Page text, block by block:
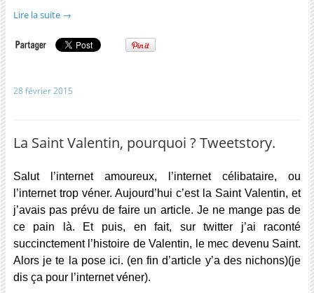
Lire la suite →
28 février 2015
La Saint Valentin, pourquoi ? Tweetstory.
Salut l’internet amoureux, l’internet célibataire, ou
l’internet trop véner. Aujourd’hui c’est la Saint Valentin, et
j’avais pas prévu de faire un article. Je ne mange pas de
ce pain là. Et puis, en fait, sur twitter j’ai raconté
succinctement l’histoire de Valentin, le mec devenu Saint.
Alors je te la pose ici. (en fin d’article y’a des nichons)(je
dis ça pour l’internet véner).